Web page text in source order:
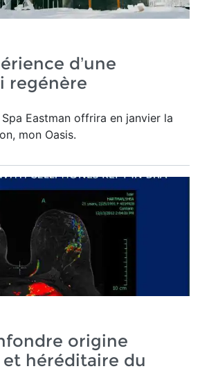
d’une
regénère
Eastman offrira en janvier la
mon Oasis.
origine
héréditaire du